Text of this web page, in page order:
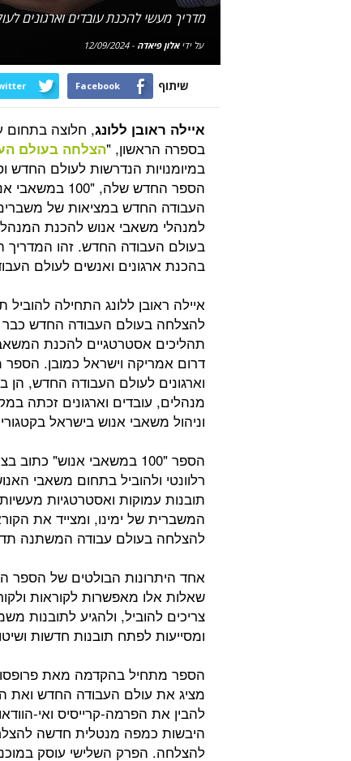
מדריך מעשי להכנת עובדים וארגונים
על ידיאלון פיאדה -
12/09/2024
שיתוף Facebook
איילה ראובן ללונג, חלוצה בתחום
בספרה הראשון, "הצלחה בעולם
במיומנויות הנדרשות לעולם
הספר החדש
העבודה החדש במציאות של
למנהלי משאבי אנוש להכנת
בעולם העבודה החדש. זהו המדריך
בהכנת ארגונים ואנשים לעולם
איילה ראובן ללונג התחילה
תהליכים אסטרטגיים להכנת המשאב
דרום אמריקה וישראל כמובן. הספר
וארגונים לעולם העבודה החדש,
מנהלים, עובדים וארגונים זכתה
וניהול משאבי אנוש בישראל
הספר "100 במשאבי אנוש"
רלוונטי ולהוביל בתחום משאבי
תובנות עמוקות ואסטרטגיות
המשברית של ימינו, ומצייד את
להצלחה בעולם עבודה המשתנה
אחד היתרונות הבולטים של הספר
שאלות אלו מאפשרות לקוראות
צריכים להוביל, ולהגיע לתובנות
ומסייעות לפתח תובנות חדשות
הספר מתחיל בהקדמה מאת
מציג את עולם העבודה החדש ואת
להבין את הפרמה-קרייסיס ואי-
היבשות כמפה מנטלית חדשה
להצלחה. הפרק השלישי עוסק